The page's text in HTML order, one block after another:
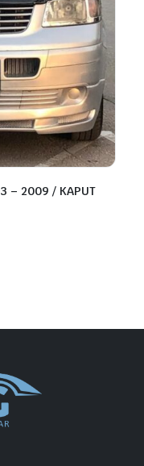
– 2009 / KAPUT